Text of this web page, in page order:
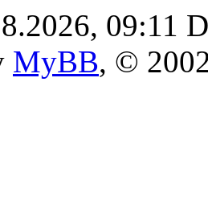
09:11
MyBB, ©